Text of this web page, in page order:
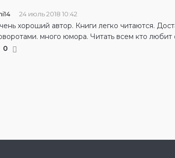
24 июль 2018 10:42
хороший автор. Книги легко читаются.
много юмора. Читать всем кто
0